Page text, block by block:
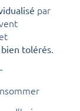
par
et
tolérés.